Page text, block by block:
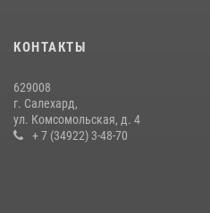
14 июля 2026, 06:53
КОНТАКТЫ
629008
г. Салехард,
ул. Комсомольская, д. 4
+ 7 (34922) 3-48-70